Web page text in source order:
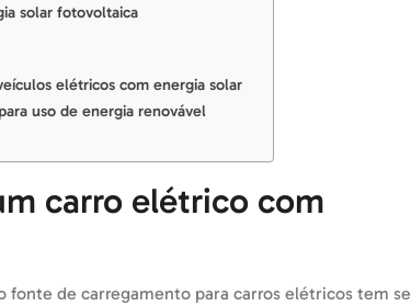
solar fotovoltaica
elétricos com energia solar
uso de energia renovável
carro elétrico com
fonte de carregamento para carros elétricos tem se